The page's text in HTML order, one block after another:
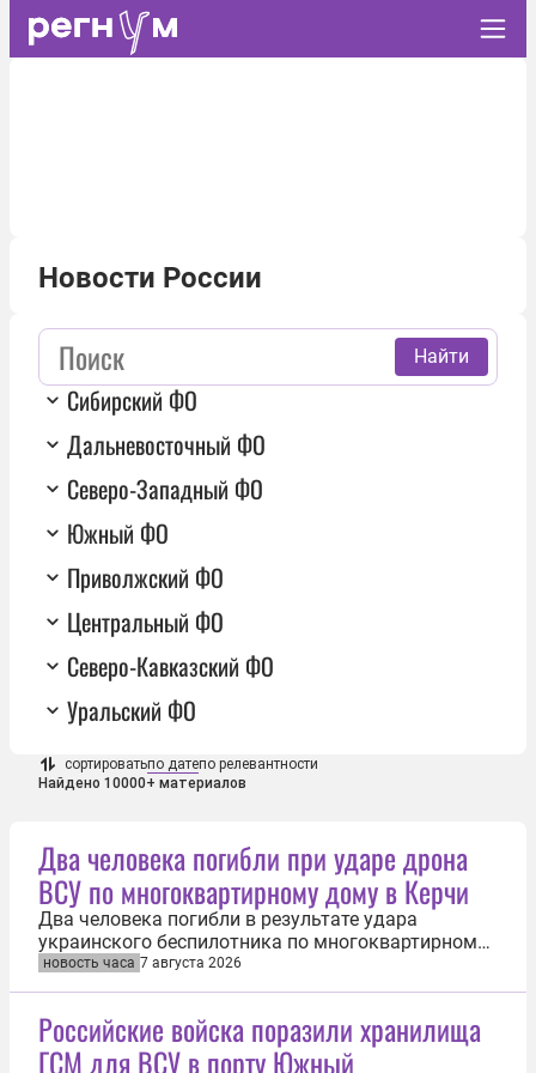
Новости России
Найти
Сибирский ФО
Дальневосточный ФО
Северо-Западный ФО
Южный ФО
Приволжский ФО
Центральный ФО
Северо-Кавказский ФО
Уральский ФО
сортироватьпо датепо релевантности
Найдено 10000+ материалов
Два человека погибли при ударе дрона
ВСУ по многоквартирному дому в Керчи
Два человека погибли в результате удара
украинского беспилотника по многоквартирному
дому в Керчи. Об этом 7 августа сообщил глава
Крыма Сергей Аксёнов. «В ходе очередной
БПЛА попал многоквартирный дом в Керчи. К
сожалению, есть жертвы среди мирных...
новость часа 7 августа 2026
Российские войска поразили хранилища
ГСМ для ВСУ в порту Южный